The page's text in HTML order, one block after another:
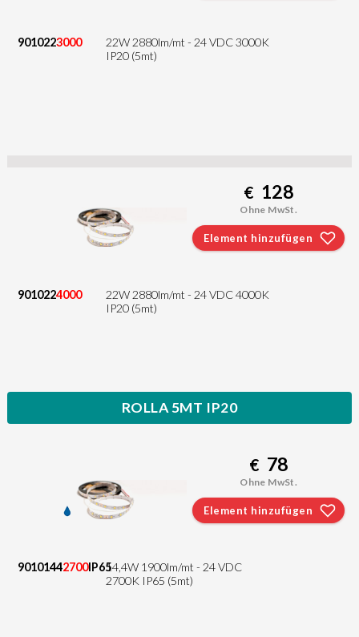
9010223000
22W 2880lm/mt - 24 VDC 3000K
IP20 (5mt)
9010224000
22W 2880lm/mt - 24 VDC 4000K
IP20 (5mt)
€ 128
Ohne MwSt.
Element hinzufügen
ROLLA 5MT IP20
90101442700IP6514,4W 1900lm/mt - 24 VDC
2700K IP65 (5mt)
€ 78
Ohne MwSt.
Element hinzufügen